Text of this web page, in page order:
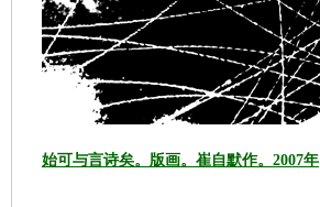
始可与言诗矣。版画。崔自默作。2007年